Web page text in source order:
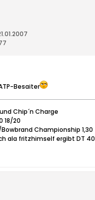
Besaiter
Chip´n Charge
18/20
Bowbrand Championship 1,30
ala fritzhimself ergibt DT 40